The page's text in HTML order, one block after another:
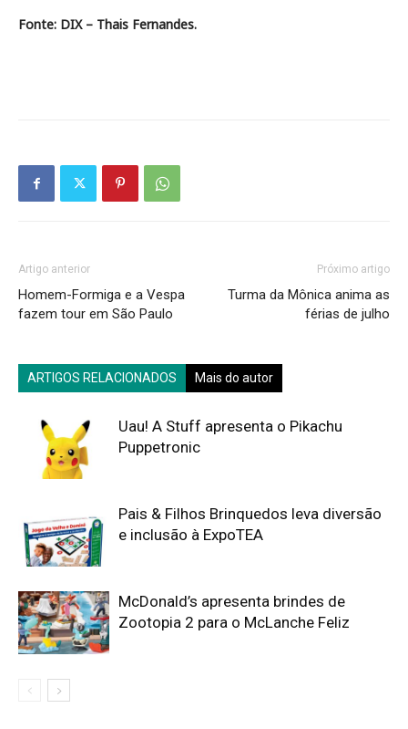
Fonte: DIX – Thais Fernandes.
Artigo anterior
Homem-Formiga e a Vespa
fazem tour em São Paulo
Próximo artigo
Turma da Mônica anima as
férias de julho
ARTIGOS RELACIONADOS Mais do autor
Uau! A Stuff apresenta o Pikachu
Puppetronic
Pais & Filhos Brinquedos leva diversão
e inclusão à ExpoTEA
McDonald’s apresenta brindes de
Zootopia 2 para o McLanche Feliz